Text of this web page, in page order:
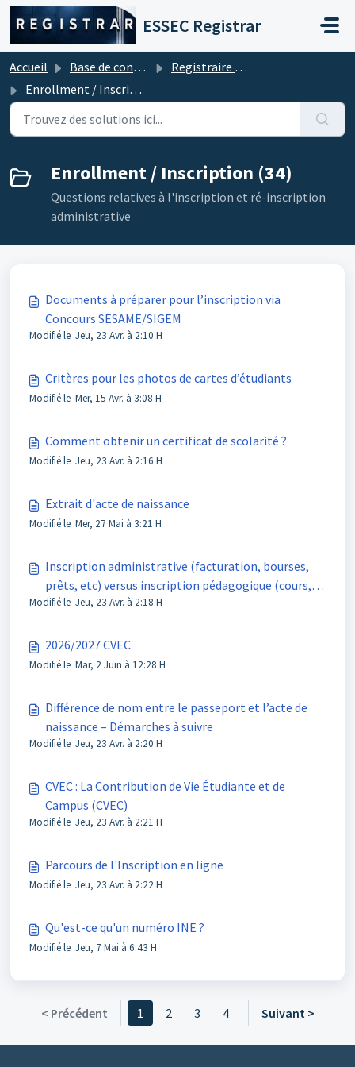
Passer au contenu principal
ESSEC Registrar
Accueil Base de connaissances
Registraire - Student Services
Enrollment / Inscription
Enrollment / Inscription (34)
Questions relatives à l'inscription et ré-inscription
administrative
Documents à préparer pour l’inscription via
Concours SESAME/SIGEM
Modifié le Jeu, 23 Avr. à 2:10 H
Critères pour les photos de cartes d’étudiants
Modifié le Mer, 15 Avr. à 3:08 H
Comment obtenir un certificat de scolarité ?
Modifié le Jeu, 23 Avr. à 2:16 H
Extrait d'acte de naissance
Modifié le Mer, 27 Mai à 3:21 H
Inscription administrative (facturation, bourses,
prêts, etc) versus inscription pédagogique (cours,
notes, diplôme, etc)
Modifié le Jeu, 23 Avr. à 2:18 H
2026/2027 CVEC
Modifié le Mar, 2 Juin à 12:28 H
Différence de nom entre le passeport et l’acte de
naissance – Démarches à suivre
Modifié le Jeu, 23 Avr. à 2:20 H
CVEC : La Contribution de Vie Étudiante et de
Campus (CVEC)
Modifié le Jeu, 23 Avr. à 2:21 H
Parcours de l'Inscription en ligne
Modifié le Jeu, 23 Avr. à 2:22 H
Qu'est-ce qu'un numéro INE ?
Modifié le Jeu, 7 Mai à 6:43 H
< Précédent 1 2 3 4 Suivant >